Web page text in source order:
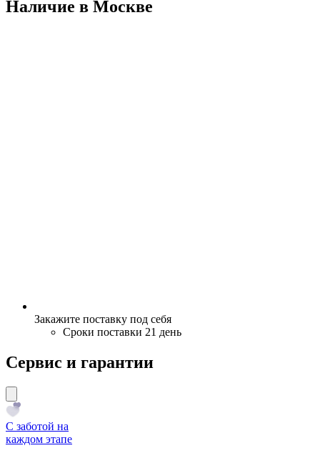
Наличие в Москвe
Закажите поставку под себя
Сроки поставки 21 день
Сервис и гарантии
С заботой на
каждом этапе